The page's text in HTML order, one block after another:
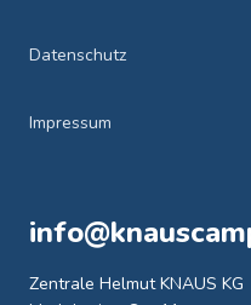
Datenschutz
Impressum
Zentrale Helmut KNAUS KG